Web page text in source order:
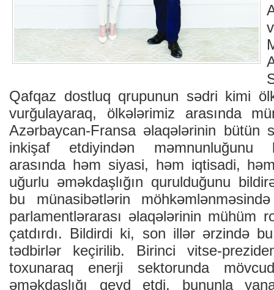
Qafqaz dostluq qrupunun sədri kimi
vurğulayaraq, ölkələrimiz arasında
Azərbaycan-Fransa əlaqələrinin bütün
inkişaf etdiyindən məmnunluğunu
arasında həm siyasi, həm iqtisadi,
uğurlu əməkdaşlığın qurulduğunu
bu münasibətlərin
parlamentlərarası əlaqələrinin mühüm
çatdırdı. Bildirdi ki, son illər ərzində
tədbirlər keçirilib. Birinci vitse-
toxunaraq enerji sektorunda
əməkdaşlığı qeyd etdi, bununla